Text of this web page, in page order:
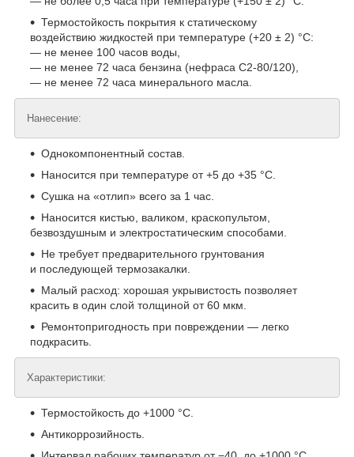
Термостойкость покрытия к статическому
воздействию жидкостей при температуре (+20 ± 2) °С:
— не менее 100 часов воды,
— не менее 72 часа бензина (нефраса С2-80/120),
— не менее 72 часа минерального масла.
Нанесение:
Однокомпонентный состав.
Наносится при температуре от +5 до +35 °С.
Сушка на «отлип» всего за 1 час.
Наносится кистью, валиком, краскопультом,
безвоздушным и электростатическим способами.
Не требует предварительного грунтования
и последующей термозакалки.
Малый расход: хорошая укрывистость позволяет
красить в один слой толщиной от 60 мкм.
Ремонтопригодность при повреждении — легко
подкрасить.
Характеристики:
Термостойкость до +1000 °С.
Антикоррозийность.